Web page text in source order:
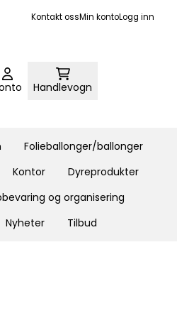
Kontakt ossMin kontoLogg inn
Handlevogn
Folieballonger/ballonger
Kontor
Dyreprodukter
og organisering
Nyheter Tilbud